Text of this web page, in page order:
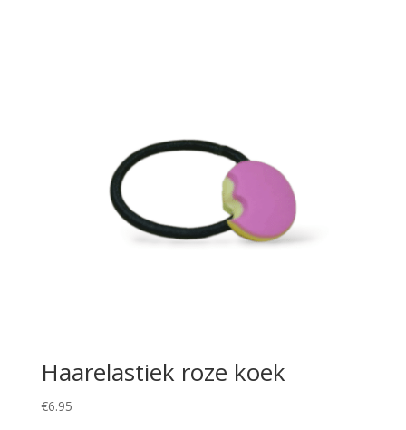
Haarelastiek roze koek
€6.95